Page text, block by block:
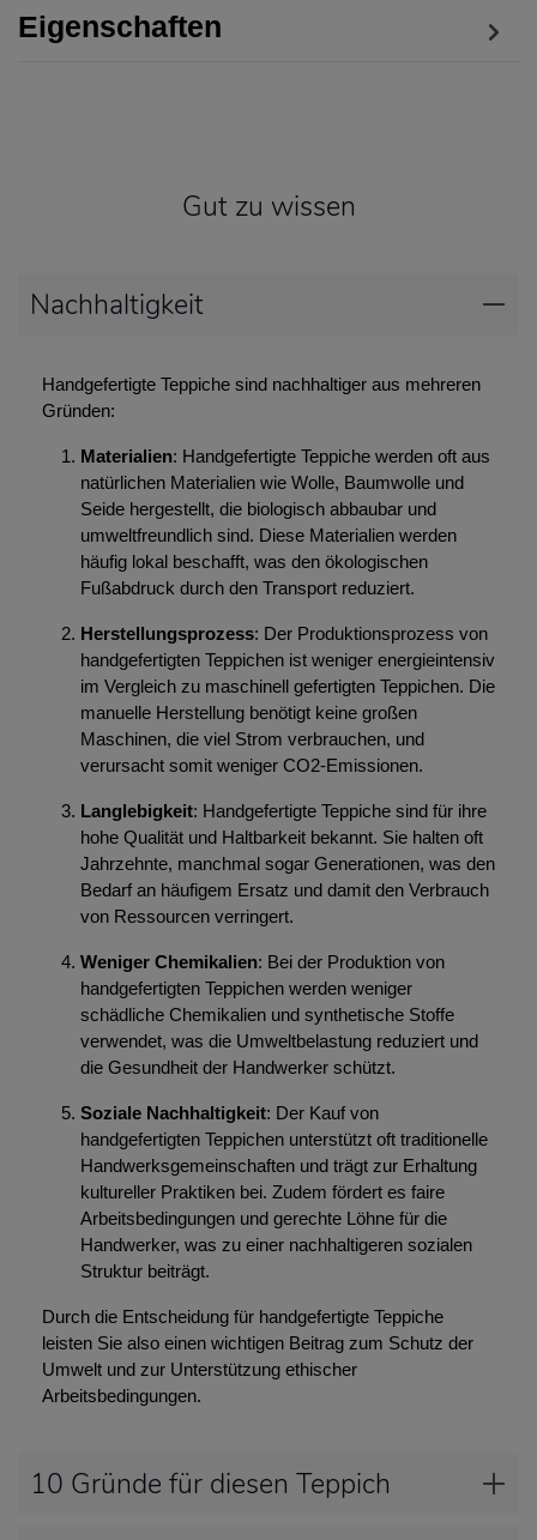
Eigenschaften
Gut zu wissen
Nachhaltigkeit
Handgefertigte Teppiche sind nachhaltiger aus mehreren
Gründen:
Materialien: Handgefertigte Teppiche werden oft aus
natürlichen Materialien wie Wolle, Baumwolle und
Seide hergestellt, die biologisch abbaubar und
umweltfreundlich sind. Diese Materialien werden
häufig lokal beschafft, was den ökologischen
Fußabdruck durch den Transport reduziert.
Herstellungsprozess: Der Produktionsprozess von
handgefertigten Teppichen ist weniger energieintensiv
im Vergleich zu maschinell gefertigten Teppichen. Die
manuelle Herstellung benötigt keine großen
Maschinen, die viel Strom verbrauchen, und
verursacht somit weniger CO2-Emissionen.
Langlebigkeit: Handgefertigte Teppiche sind für ihre
hohe Qualität und Haltbarkeit bekannt. Sie halten oft
Jahrzehnte, manchmal sogar Generationen, was den
Bedarf an häufigem Ersatz und damit den Verbrauch
von Ressourcen verringert.
Weniger Chemikalien: Bei der Produktion von
handgefertigten Teppichen werden weniger
schädliche Chemikalien und synthetische Stoffe
verwendet, was die Umweltbelastung reduziert und
die Gesundheit der Handwerker schützt.
Soziale Nachhaltigkeit: Der Kauf von
handgefertigten Teppichen unterstützt oft traditionelle
Handwerksgemeinschaften und trägt zur Erhaltung
kultureller Praktiken bei. Zudem fördert es faire
Arbeitsbedingungen und gerechte Löhne für die
Handwerker, was zu einer nachhaltigeren sozialen
Struktur beiträgt.
Durch die Entscheidung für handgefertigte Teppiche
leisten Sie also einen wichtigen Beitrag zum Schutz der
Umwelt und zur Unterstützung ethischer
Arbeitsbedingungen.
10 Gründe für diesen Teppich